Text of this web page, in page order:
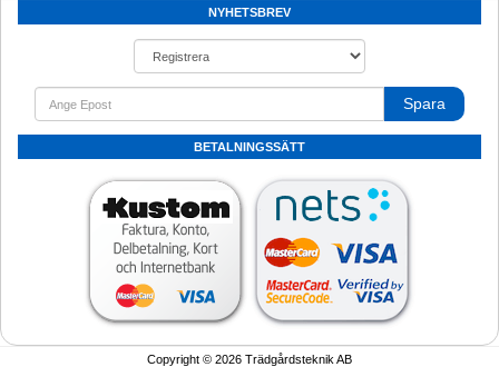
NYHETSBREV
Spara
BETALNINGSSÄTT
Copyright © 2026 Trädgårdsteknik AB